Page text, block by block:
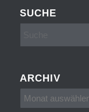
SUCHE
ARCHIV